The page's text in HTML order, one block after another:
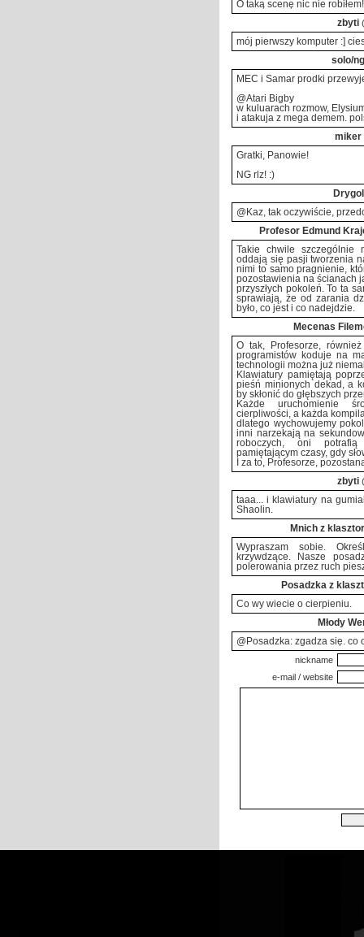
O taką scenę nic nie
zbyti
mój pierwszy komputer :]
solo/ng
MEC i Samar prodki
@Atari Bigby
w kuluarach rozmow,
i atakuja z mega demem.
miker
Gratki, Panowie!
NG rlz! :)
Drygol
@Kaz, tak oczywiście,
Profesor Edmund
Takie chwile szczególnie
oddają się pasji tworzenia
nimi to samo pragnienie,
pozostawienia na ścianach
przyszłych pokoleń. To ta
sprawiają, że od zarania
było, co jest i co nadejdzie.
Mecenas
O tak, Profesorze,
programistów koduje na
technologii można już
Klawiatury pamiętają
pieśń minionych dekad, a
by skłonić do głębszych
Każde uruchomienie
cierpliwości, a każda
dlatego wychowujemy
inni narzekają na
roboczych, oni
pamiętającym czasy, gdy
I za to, Profesorze,
zbyti
taaa... i klawiatury na
Shaolin.
Mnich z
Wypraszam sobie.
krzywdzące. Nasze
polerowania przez ruch
Posadzka z
Co wy wiecie o cierpieniu.
Młody
@Posadzka: zgadza się. co
nickname
e-mail / website